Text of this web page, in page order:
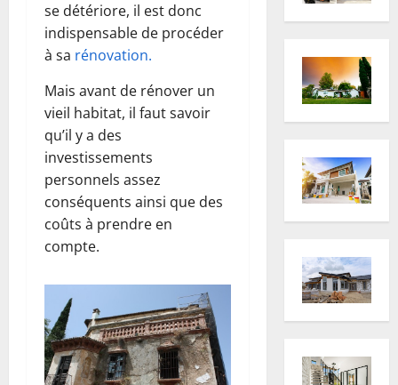
se détériore, il est donc
indispensable de procéder
à sa rénovation.
Mais avant de rénover un
vieil habitat, il faut savoir
qu’il y a des
investissements
personnels assez
conséquents ainsi que des
coûts à prendre en
compte.